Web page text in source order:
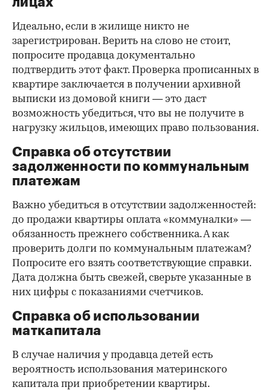
Идеально, если в жилище никто не
зарегистрирован. Верить на слово не стоит,
попросите продавца документально
подтвердить этот факт. Проверка прописанных в
квартире заключается в получении архивной
выписки из домовой книги — это даст
возможность убедиться, что вы не получите в
нагрузку жильцов, имеющих право пользования.
Справка об отсутствии
задолженности по коммунальным
платежам
Важно убедиться в отсутствии задолженностей:
до продажи квартиры оплата «коммуналки» —
обязанность прежнего собственника. А как
проверить долги по коммунальным платежам?
Попросите его взять соответствующие справки.
Дата должна быть свежей, сверьте указанные в
них цифры с показаниями счетчиков.
Справка об использовании
маткапитала
В случае наличия у продавца детей есть
вероятность использования материнского
капитала при приобретении квартиры.